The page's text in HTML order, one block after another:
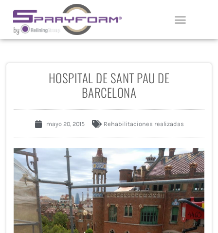
contenido
HOSPITAL DE SANT PAU DE
BARCELONA
mayo 20, 2015 Rehabilitaciones realizadas